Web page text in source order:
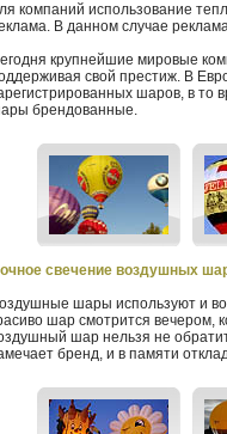
компаний использование
В данном случае
крупнейшие мировые
свой престиж. В
шаров, в то
брендованные.
свечение воздушных
шары используют и
шар смотрится вечером,
шар нельзя не
бренд, и в памяти